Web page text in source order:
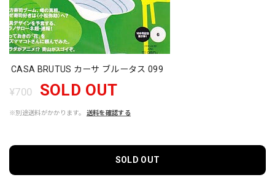
CASA BRUTUS カーサ ブルータス 099
¥700 SOLD OUT
※別途送料がかかります。 送料を確認する
SOLD OUT